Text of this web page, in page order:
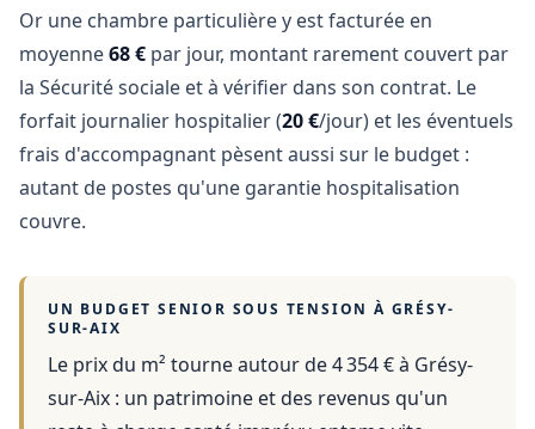
Or une chambre particulière y est facturée en
moyenne68 € par jour, montant rarement couvert par
la Sécurité sociale et à vérifier dans son contrat. Le
forfait journalier hospitalier (20 €/jour) et les éventuels
frais d'accompagnant pèsent aussi sur le budget :
autant de postes qu'une garantie hospitalisation
couvre.
UN BUDGET SENIOR SOUS TENSION À GRÉSY-
SUR-AIX
Le prix du m² tourne autour de 4 354 €à Grésy-
sur-Aix : un patrimoine et des revenus qu'un